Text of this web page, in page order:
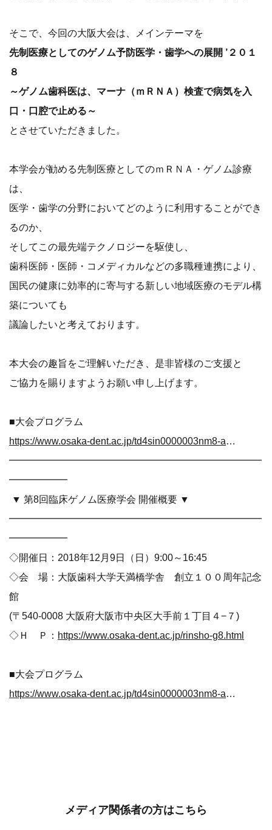
そこで、今回の大阪大会は、メインテーマを
先制医療としてのゲノム予防医学・歯学への展開 ’２０１
８
～ゲノム歯科医は、マーナ（ｍＲＮＡ）検査で病気を入
口・口腔で止める～
とさせていただきました。
本学会が勧める先制医療としてのｍＲＮＡ・ゲノム診療
は、
医学・歯学の分野においてどのように利用することができ
るのか、
そしてこの最先端テクノロジーを駆使し、
歯科医師・医師・コメディカルなどの多職種連携により、
国民の健康に効率的に寄与する新しい地域医療のモデル構
築についても
議論したいと考えております。
本大会の趣旨をご理解いただき、是非皆様のご支援と
ご協力を賜りますようお願い申し上げます。
■大会プログラム
https://www.osaka-dent.ac.jp/td4sin0000003nm8-att/genomu_puroguramu.pdf
━━━━━━━━━━━━━━━━━━━━━━━━━━
━━━━━━
▼ 第8回臨床ゲノム医療学会 開催概要 ▼
━━━━━━━━━━━━━━━━━━━━━━━━━━
━━━━━━
◇開催日：2018年12月9日（日）9:00～16:45
◇会 場：大阪歯科大学天満橋学舎 創立１００周年記念
館
(〒540-0008 大阪府大阪市中央区大手前１丁目４−７)
◇Ｈ Ｐ： https://www.osaka-dent.ac.jp/rinsho-g8.html
■大会プログラム
https://www.osaka-dent.ac.jp/td4sin0000003nm8-att/genomu_puroguramu.pdf
メディア関係者の方はこちら